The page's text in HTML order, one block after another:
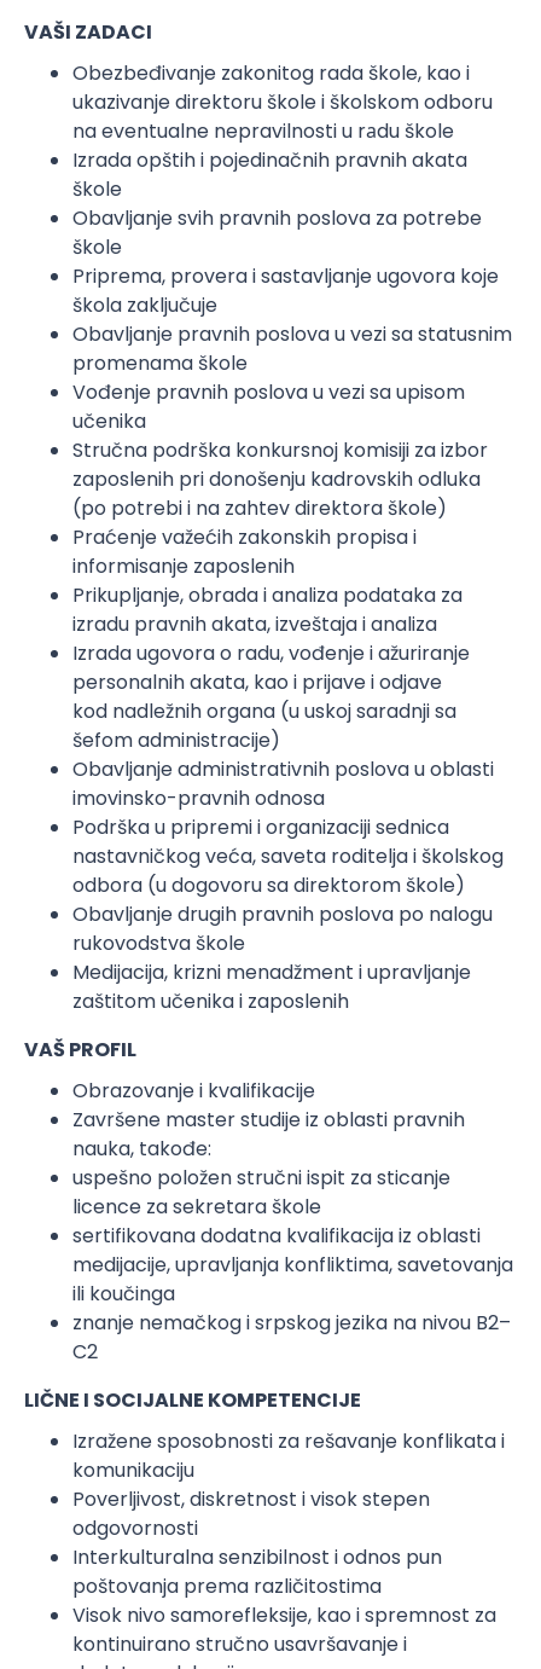
VAŠI ZADACI
Obezbeđivanje zakonitog rada škole, kao i
ukazivanje direktoru škole i školskom odboru
na eventualne nepravilnosti u rаdu škole
Izrada opštih i pojedinačnih pravnih akata
škole
Obavljanje svih pravnih poslova za potrebe
škole
Priprema, provera i sastavljanje ugovora koje
škola zaključuje
Obavljanje pravnih poslova u vezi sa statusnim
promenama škole
Vođenje pravnih poslova u vezi sa upisom
učenika
Stručna podrška konkursnoj komisiji za izbor
zaposlenih pri donošenju kadrovskih odluka
(po potrebi i na zahtev direktora škole)
Praćenje važećih zakonskih propisa i
informisanje zaposlenih
Prikupljanje, obrada i analiza podataka za
izradu pravnih akata, izveštaja i analiza
Izrada ugovora o radu, vođenje i ažuriranje
personalnih akata, kao i prijave i odjave
kod nadležnih organa (u uskoj saradnji sa
šefom administracije)
Obavljanje administrativnih poslova u oblasti
imovinsko-pravnih odnosa
Podrška u pripremi i organizaciji sednica
nastavničkog veća, saveta roditelja i školskog
odbora (u dogovoru sa direktorom škole)
Obavljanje drugih pravnih poslova po nalogu
rukovodstva škole
Medijacija, krizni menadžment i upravljanje
zaštitom učenika i zaposlenih
VAŠ PROFIL
Obrazovanje i kvalifikacije
Završene master studije iz oblasti pravnih
nauka, takođe:
uspešno položen stručni ispit za sticanje
licence za sekretara škole
sertifikovana dodatna kvalifikacija iz oblasti
medijacije, upravljanja konfliktima, savetovanja
ili koučinga
znanje nemačkog i srpskog jezika na nivou B2–
C2
LIČNE I SOCIJALNE KOMPETENCIJE
Izražene sposobnosti za rešavanje konflikata i
komunikaciju
Poverljivost, diskretnost i visok stepen
odgovornosti
Interkulturalna senzibilnost i odnos pun
poštovanja prema različitostima
Visok nivo samorefleksije, kao i spremnost za
kontinuirano stručno usavršavanje i